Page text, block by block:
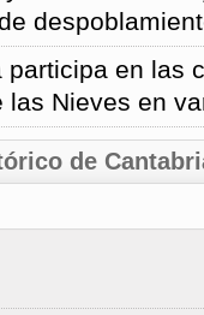
participa en las
Nieves en
de